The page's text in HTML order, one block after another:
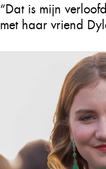
“Dat is mijn
met haar vriend